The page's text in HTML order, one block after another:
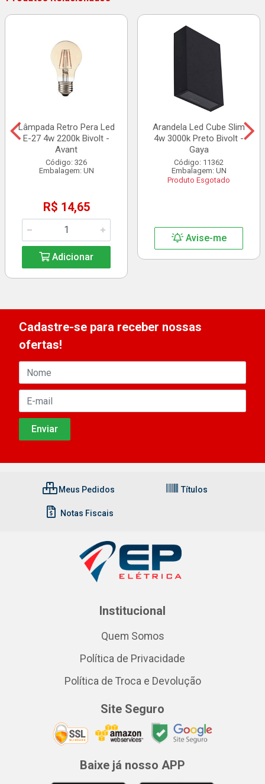
Lâmpada Retro Pera Led
E-27 4w 2200k Bivolt -
Avant
Código: 326
Embalagem: UN
R$ 14,65
Adicionar
Arandela Led Cube Slim
4w 3000k Preto Bivolt -
Gaya
Código: 11362
Embalagem: UN
Produto Esgotado
Avise-me
Cadastre-se para receber nossas
ofertas!
Meus Pedidos Títulos
Notas Fiscais
Institucional
Quem Somos
Política de Privacidade
Política de Troca e Devolução
Site Seguro
Baixe já nosso APP